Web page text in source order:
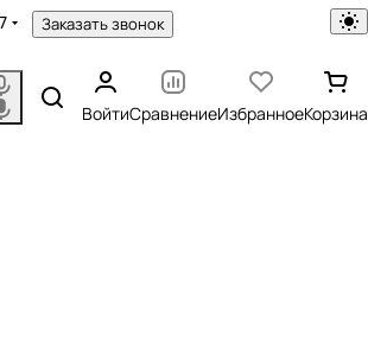
Заказать звонок
ВойтиСравнениеИзбранноеКорзина